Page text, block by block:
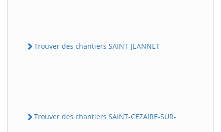
Trouver des chantiers SAINT-JEANNET
Trouver des chantiers SAINT-CEZAIRE-SUR-